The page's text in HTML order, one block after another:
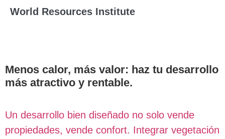
World Resources Institute
Menos calor, más valor: haz tu desarrollo
más atractivo y rentable.
Un desarrollo bien diseñado no solo vende
propiedades, vende confort. Integrar vegetación